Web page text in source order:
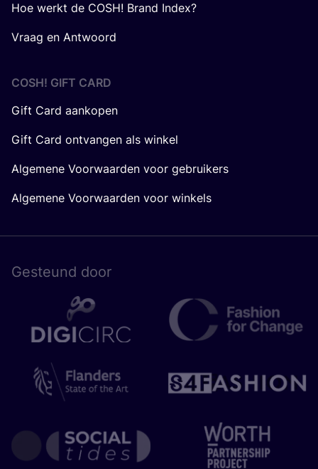
Hoe werkt de COSH! Brand Index?
Vraag en Antwoord
COSH! GIFT CARD
Gift Card aankopen
Gift Card ontvangen als winkel
Algemene Voorwaarden voor gebruikers
Algemene Voorwaarden voor winkels
Gesteund door